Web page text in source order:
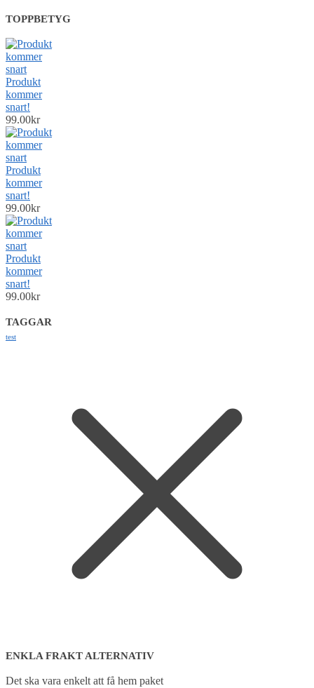
TOPPBETYG
Produkt
kommer
snart!
99.00kr
Produkt
kommer
snart!
99.00kr
Produkt
kommer
snart!
99.00kr
TAGGAR
test
ENKLA FRAKT ALTERNATIV
Det ska vara enkelt att få hem paket